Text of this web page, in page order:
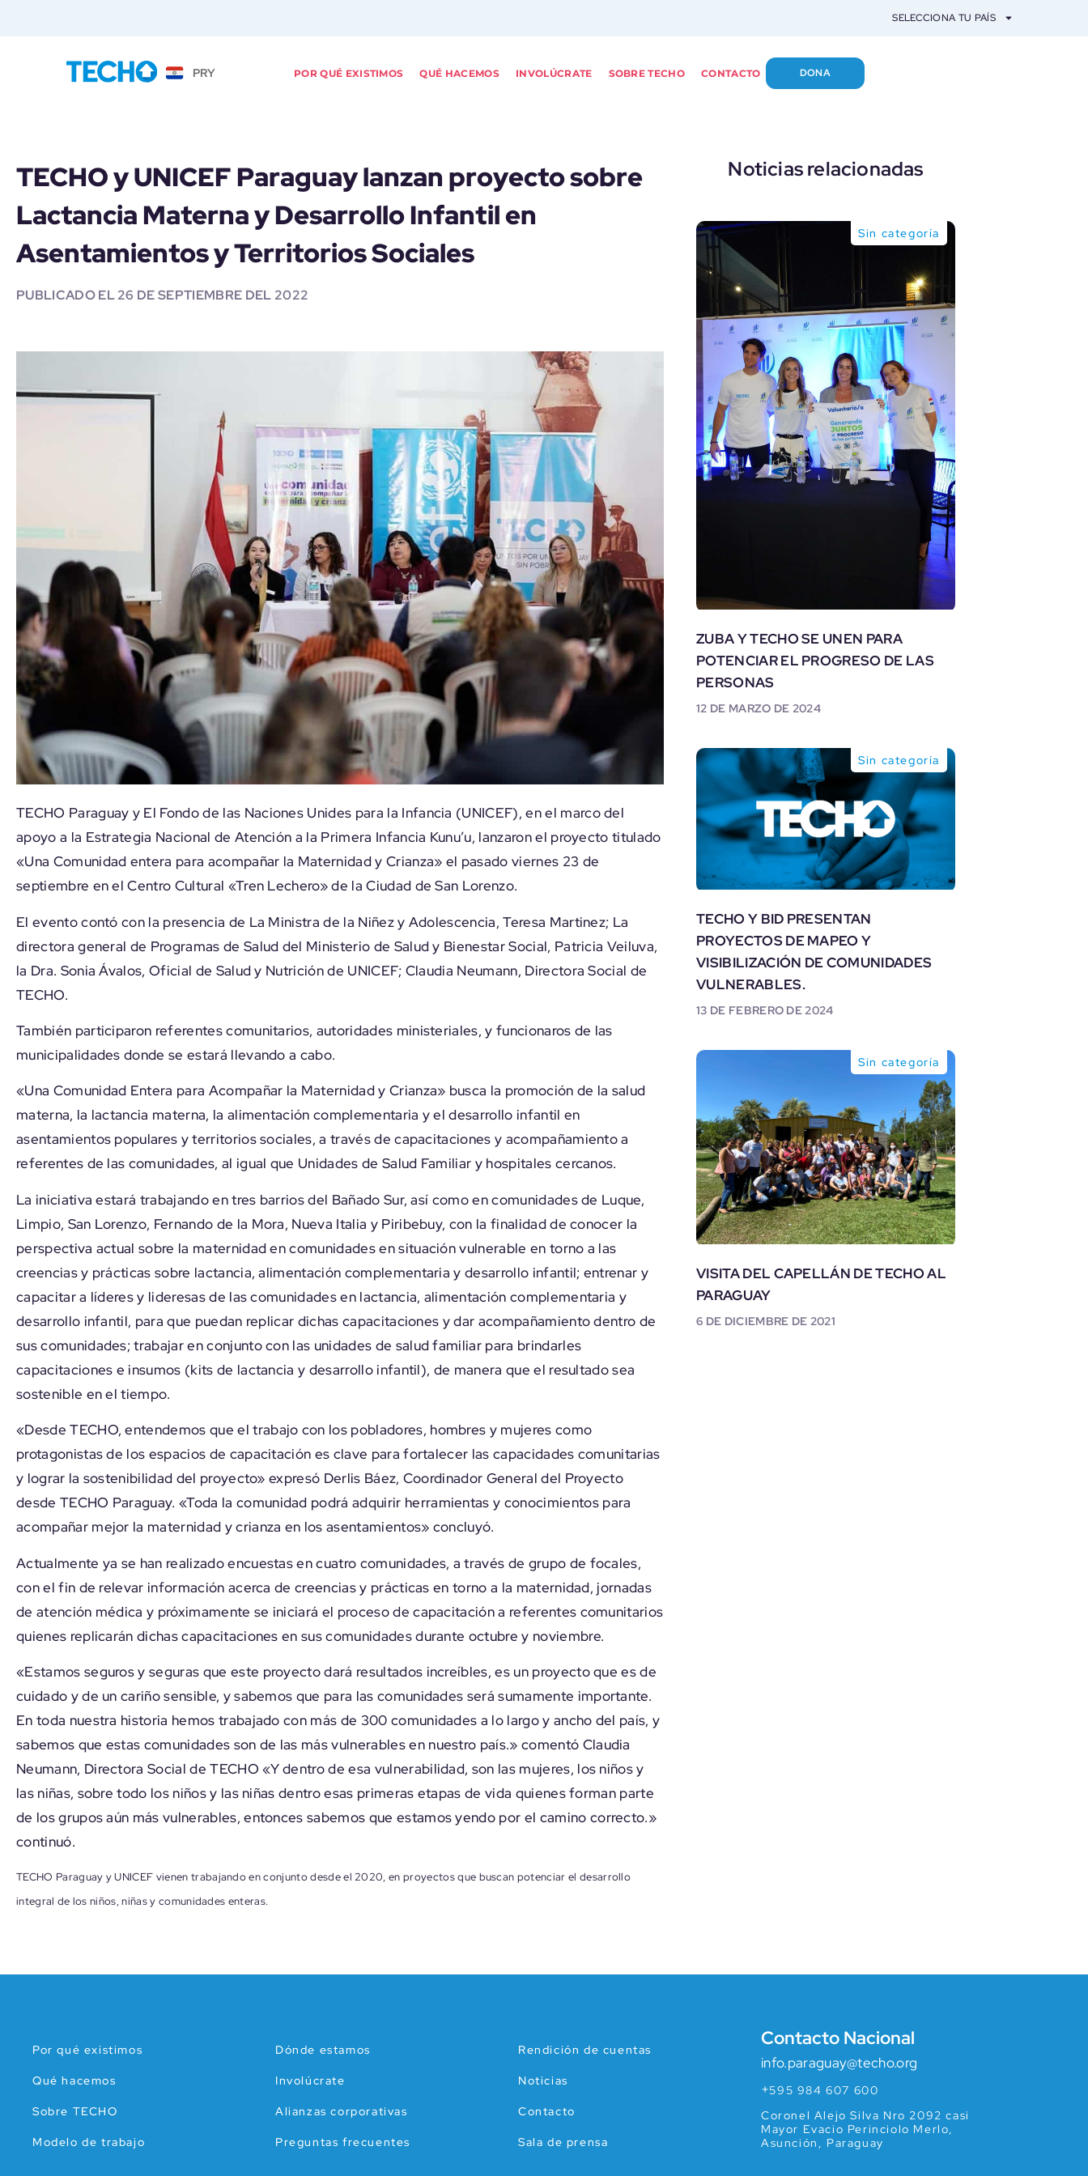
SELECCIONA TU PAÍS
PRY POR QUÉ EXISTIMOS QUÉ HACEMOS INVOLÚCRATE SOBRE TECHO CONTACTO DONA
TECHO y UNICEF Paraguay lanzan proyecto sobre
Lactancia Materna y Desarrollo Infantil en
Asentamientos y Territorios Sociales
PUBLICADO EL26 DE SEPTIEMBRE DEL 2022
TECHO Paraguay y El Fondo de las Naciones Unides para la Infancia (UNICEF), en el marco del
apoyo a la Estrategia Nacional de Atención a la Primera Infancia Kunu’u, lanzaron el proyecto titulado
«Una Comunidad entera para acompañar la Maternidad y Crianza» el pasado viernes 23 de
septiembre en el Centro Cultural «Tren Lechero» de la Ciudad de San Lorenzo.
El evento contó con la presencia de La Ministra de la Niñez y Adolescencia, Teresa Martinez; La
directora general de Programas de Salud del Ministerio de Salud y Bienestar Social, Patricia Veiluva,
la Dra. Sonia Ávalos, Oficial de Salud y Nutrición de UNICEF; Claudia Neumann, Directora Social de
TECHO.
También participaron referentes comunitarios, autoridades ministeriales, y funcionaros de las
municipalidades donde se estará llevando a cabo.
«Una Comunidad Entera para Acompañar la Maternidad y Crianza» busca la promoción de la salud
materna, la lactancia materna, la alimentación complementaria y el desarrollo infantil en
asentamientos populares y territorios sociales, a través de capacitaciones y acompañamiento a
referentes de las comunidades, al igual que Unidades de Salud Familiar y hospitales cercanos.
La iniciativa estará trabajando en tres barrios del Bañado Sur, así como en comunidades de Luque,
Limpio, San Lorenzo, Fernando de la Mora, Nueva Italia y Piribebuy, con la finalidad de conocer la
perspectiva actual sobre la maternidad en comunidades en situación vulnerable en torno a las
creencias y prácticas sobre lactancia, alimentación complementaria y desarrollo infantil; entrenar y
capacitar a líderes y lideresas de las comunidades en lactancia, alimentación complementaria y
desarrollo infantil, para que puedan replicar dichas capacitaciones y dar acompañamiento dentro de
sus comunidades; trabajar en conjunto con las unidades de salud familiar para brindarles
capacitaciones e insumos (kits de lactancia y desarrollo infantil), de manera que el resultado sea
sostenible en el tiempo.
«Desde TECHO, entendemos que el trabajo con los pobladores, hombres y mujeres como
protagonistas de los espacios de capacitación es clave para fortalecer las capacidades comunitarias
y lograr la sostenibilidad del proyecto» expresó Derlis Báez, Coordinador General del Proyecto
desde TECHO Paraguay. «Toda la comunidad podrá adquirir herramientas y conocimientos para
acompañar mejor la maternidad y crianza en los asentamientos» concluyó.
Actualmente ya se han realizado encuestas en cuatro comunidades, a través de grupo de focales,
con el fin de relevar información acerca de creencias y prácticas en torno a la maternidad, jornadas
de atención médica y próximamente se iniciará el proceso de capacitación a referentes comunitarios
quienes replicarán dichas capacitaciones en sus comunidades durante octubre y noviembre.
«Estamos seguros y seguras que este proyecto dará resultados increíbles, es un proyecto que es de
cuidado y de un cariño sensible, y sabemos que para las comunidades será sumamente importante.
En toda nuestra historia hemos trabajado con más de 300 comunidades a lo largo y ancho del país, y
sabemos que estas comunidades son de las más vulnerables en nuestro país.» comentó Claudia
Neumann, Directora Social de TECHO «Y dentro de esa vulnerabilidad, son las mujeres, los niños y
las niñas, sobre todo los niños y las niñas dentro esas primeras etapas de vida quienes forman parte
de los grupos aún más vulnerables, entonces sabemos que estamos yendo por el camino correcto.»
continuó.
TECHO Paraguay y UNICEF vienen trabajando en conjunto desde el 2020, en proyectos que buscan potenciar el desarrollo
integral de los niños, niñas y comunidades enteras.
Noticias relacionadas
Sin categoría
ZUBA Y TECHO SE UNEN PARA
POTENCIAR EL PROGRESO DE LAS
PERSONAS
12 DE MARZO DE 2024
Sin categoría
TECHO Y BID PRESENTAN
PROYECTOS DE MAPEO Y
VISIBILIZACIÓN DE COMUNIDADES
VULNERABLES.
13 DE FEBRERO DE 2024
Sin categoría
VISITA DEL CAPELLÁN DE TECHO AL
PARAGUAY
6 DE DICIEMBRE DE 2021
Por qué existimos
Qué hacemos
Sobre TECHO
Modelo de trabajo
Dónde estamos
Involúcrate
Alianzas corporativas
Preguntas frecuentes
Rendición de cuentas
Noticias
Contacto
Sala de prensa
Contacto Nacional
info.paraguay@techo.org
+595 984 607 600
Coronel Alejo Silva Nro 2092 casi
Mayor Evacio Perinciolo Merlo,
Asunción, Paraguay